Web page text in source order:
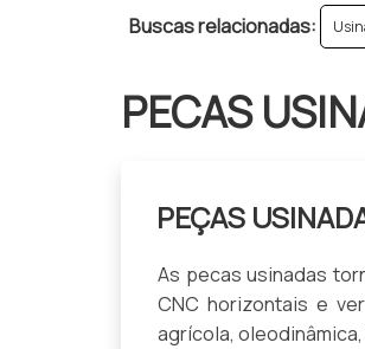
Buscas relacionadas:
PECAS
PEÇAS
As pecas usinadas
CNC horizontais e
agrícola,